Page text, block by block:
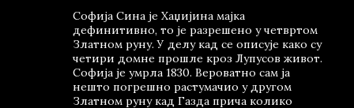
Софија Сина је Хаџијина мајка
дефинитивно, то је разрешено у четвртом
Златном руну. У делу кад се описује како су
четири домне прошле кроз Лупусов живот.
Софија је умрла 1830. Вероватно сам ја
нешто погрешно растумачио у другом
Златном руну кад Газда прича колико